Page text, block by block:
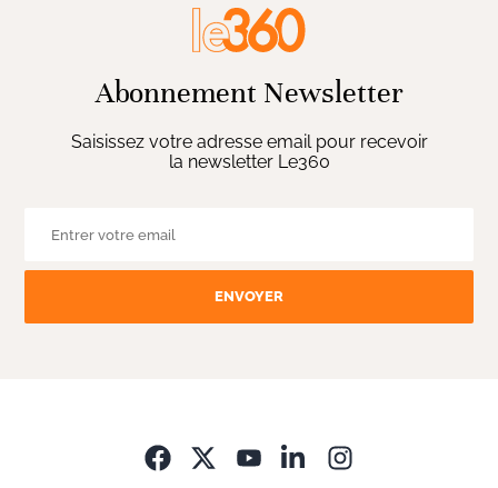
Abonnement Newsletter
Saisissez votre adresse email pour recevoir
la newsletter Le360
ENVOYER